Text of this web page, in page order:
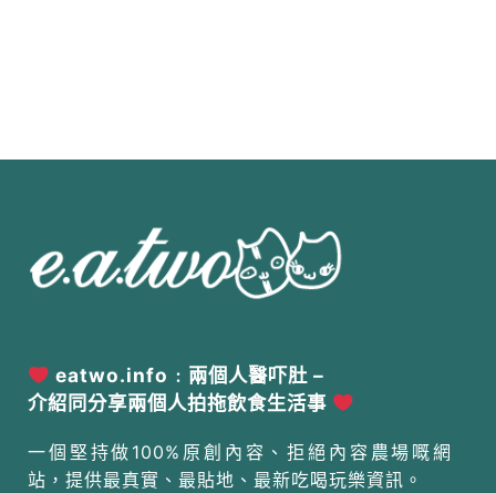
eatwo.info﹕兩個人醫吓肚 –
介紹同分享兩個人拍拖飲食生活事
一個堅持做100%原創內容、拒絕內容農場嘅網
站，提供最真實、最貼地、最新吃喝玩樂資訊。